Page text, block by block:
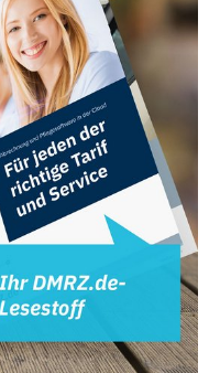
von Statistik-
zustimmen. Die in der
stellen Cookies
verwendet werden.
Sie die Marketing-
die Schaltflächen
Sie die Cookies
jederzeit für die
Informationen
in dieser
Impressum ist